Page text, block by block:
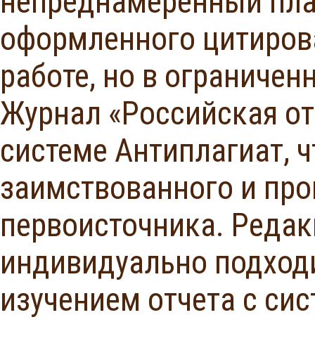
оформленного
работе, но в
Журнал «Российская
системе Антиплагиат,
заимствованного и
первоисточника.
индивидуально
изучением отчета с